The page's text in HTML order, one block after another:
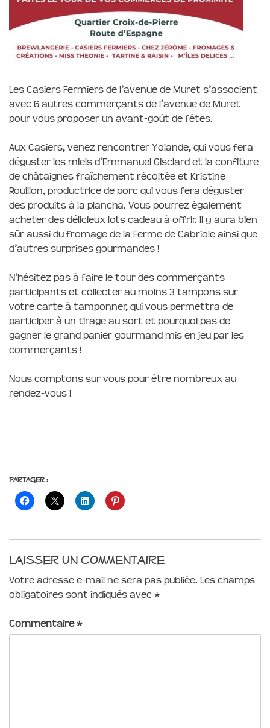
Les Casiers Fermiers de l’avenue de Muret s’associent
avec 6 autres commerçants de l’avenue de Muret
pour vous proposer un avant-goût de fêtes.
Aux Casiers, venez rencontrer Yolande, qui vous fera
déguster les miels d’Emmanuel Gisclard et la confiture
de châtaignes fraîchement récoltée et Kristine
Rouillon, productrice de porc qui vous fera déguster
des produits à la plancha. Vous pourrez également
acheter des délicieux lots cadeau à offrir. Il y aura bien
sûr aussi du fromage de la Ferme de Cabriole ainsi que
d’autres surprises gourmandes !
N’hésitez pas à faire le tour des commerçants
participants et collecter au moins 3 tampons sur
votre carte à tamponner, qui vous permettra de
participer à un tirage au sort et pourquoi pas de
gagner le grand panier gourmand mis en jeu par les
commerçants !
Nous comptons sur vous pour être nombreux au
rendez-vous !
Partager :
Laisser un commentaire
Votre adresse e-mail ne sera pas publiée. Les champs
obligatoires sont indiqués avec *
Commentaire*